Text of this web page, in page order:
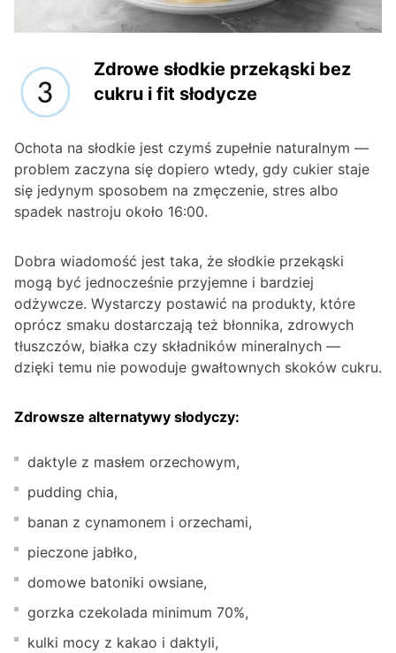
Zdrowe słodkie przekąski bez
cukru i fit słodycze
Ochota na słodkie jest czymś zupełnie naturalnym —
problem zaczyna się dopiero wtedy, gdy cukier staje
się jedynym sposobem na zmęczenie, stres albo
spadek nastroju około 16:00.
Dobra wiadomość jest taka, że słodkie przekąski
mogą być jednocześnie przyjemne i bardziej
odżywcze. Wystarczy postawić na produkty, które
oprócz smaku dostarczają też błonnika, zdrowych
tłuszczów, białka czy składników mineralnych —
dzięki temu nie powoduje gwałtownych skoków cukru.
Zdrowsze alternatywy słodyczy:
daktyle z masłem orzechowym,
pudding chia,
banan z cynamonem i orzechami,
pieczone jabłko,
domowe batoniki owsiane,
gorzka czekolada minimum 70%,
kulki mocy z kakao i daktyli,